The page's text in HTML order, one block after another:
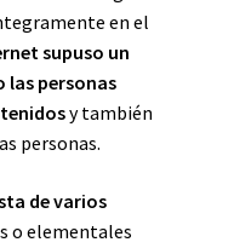
en el
supuso un
las personas
y también
personas.
de varios
o elementales